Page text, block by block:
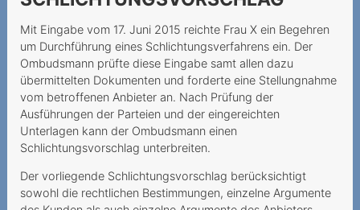
Mit Eingabe vom 17. Juni 2015 reichte Frau X ein Begehren
um Durchführung eines Schlichtungsverfahrens ein. Der
Ombudsmann prüfte diese Eingabe samt allen dazu
übermittelten Dokumenten und forderte eine Stellungnahme
vom betroffenen Anbieter an. Nach Prüfung der
Ausführungen der Parteien und der eingereichten
Unterlagen kann der Ombudsmann einen
Schlichtungsvorschlag unterbreiten.
Der vorliegende Schlichtungsvorschlag berücksichtigt
sowohl die rechtlichen Bestimmungen, einzelne Argumente
Keine einseitige
Vertragsänderung bei
Mindestvertragsdauer
Keine
Laufzeitübereinstimmung
Rabatt und
Mindestvertragdauer
Keine Aufklärung über
Widerrufsrecht